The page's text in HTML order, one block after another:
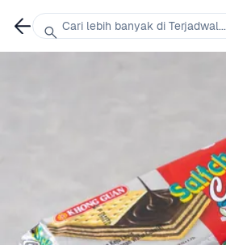
Cari lebih banyak di Terjadwal...